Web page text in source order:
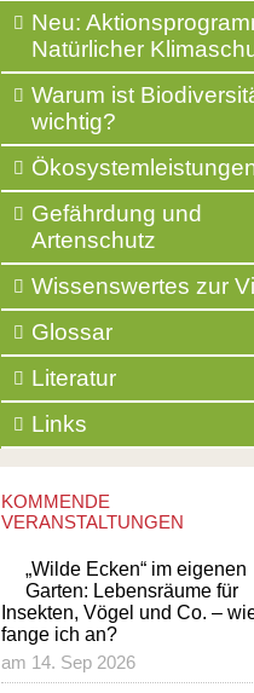
Neu:
Natürlicher
Warum ist
wichtig?
Gefährdung und
Artenschutz
Wissenswertes zur
Glossar
Literatur
Links
KOMMENDE
VERANSTALTUNGEN
„Wilde Ecken“ im eigenen
Garten: Lebensräume für
Insekten, Vögel und Co. –
fange ich an?
am 14. Sep 2026